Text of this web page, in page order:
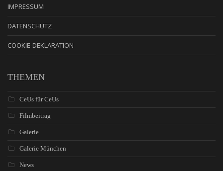
IMPRESSUM
DATENSCHUTZ
COOKIE-DEKLARATION
THEMEN
CeUs für CeUs
Filmbeitrag
Galerie
Galerie München
News